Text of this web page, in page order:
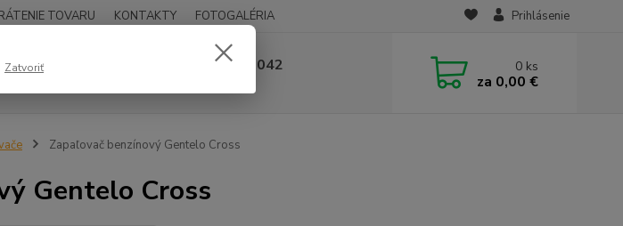
TOVARU KONTAKTY FOTOGALÉRIA Prihlásenie
Hľadať 0948 236 042 0 ks
za 0,00 €
Zapaľovač benzínový Gentelo Cross
Gentelo Cross
Zatvoriť